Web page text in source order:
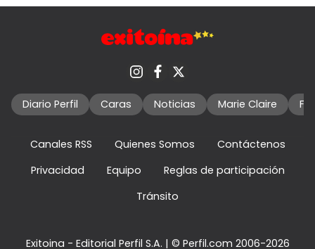
Diario Perfil Caras Noticias Marie Claire
Canales RSS Quienes Somos
Contáctenos
Privacidad
Equipo
Reglas de participación
Tránsito
Exitoina - Editorial Perfil S.A. | © Perfil.com 2006-2026